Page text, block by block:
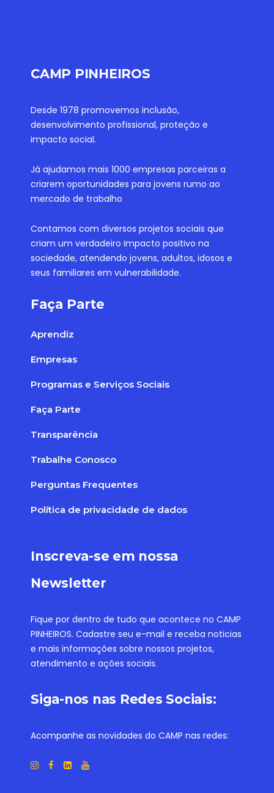
CAMP PINHEIROS
Desde 1978 promovemos inclusão,
desenvolvimento profissional, proteção e
impacto social.
Já ajudamos mais 1000 empresas parceiras a
criarem oportunidades para jovens rumo ao
mercado de trabalho
Contamos com diversos projetos sociais que
criam um verdadeiro impacto positivo na
sociedade, atendendo jovens, adultos, idosos e
seus familiares em vulnerabilidade.
Faça Parte
Aprendiz
Empresas
Programas e Serviços Sociais
Faça Parte
Transparência
Trabalhe Conosco
Perguntas Frequentes
Política de privacidade de dados
Inscreva-se em nossa
Newsletter
Fique por dentro de tudo que acontece no CAMP
PINHEIROS. Cadastre seu e-mail e receba noticias
e mais informações sobre nossos projetos,
atendimento e ações sociais.
Siga-nos nas Redes Sociais:
Acompanhe as novidades do CAMP nas redes: